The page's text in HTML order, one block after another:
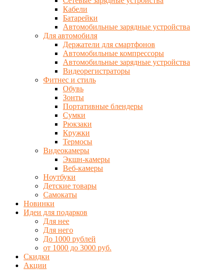
Кабели
Батарейки
Автомобильные зарядные устройства
Для автомобиля
Держатели для смартфонов
Автомобильные компрессоры
Автомобильные зарядные устройства
Видеорегистраторы
Фитнес и стиль
Обувь
Зонты
Портативные блендеры
Сумки
Рюкзаки
Кружки
Термосы
Видеокамеры
Экшн-камеры
Веб-камеры
Ноутбуки
Детские товары
Самокаты
Новинки
Идеи для подарков
Для нее
Для него
До 1000 рублей
от 1000 до 3000 руб.
Скидки
Акции